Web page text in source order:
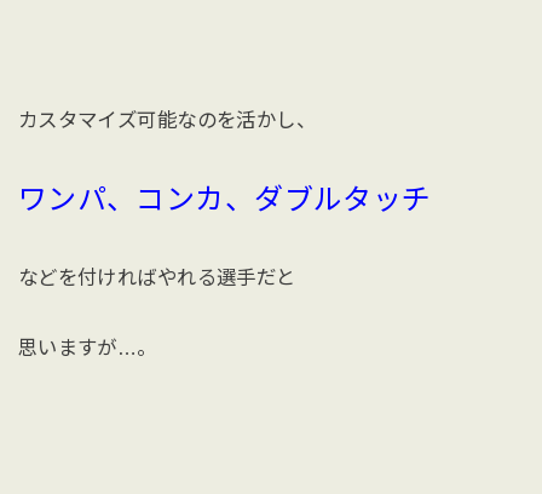
カスタマイズ可能なのを活かし、
ワンパ、コンカ、ダブルタッチ
などを付ければやれる選手だと
思いますが…。